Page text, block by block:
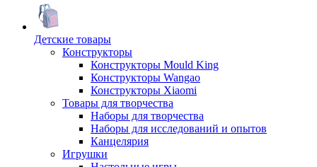
Детские товары
Конструкторы
Конструкторы Mould King
Конструкторы Wangao
Конструкторы Xiaomi
Товары для творчества
Наборы для творчества
Наборы для исследований и опытов
Канцелярия
Игрушки